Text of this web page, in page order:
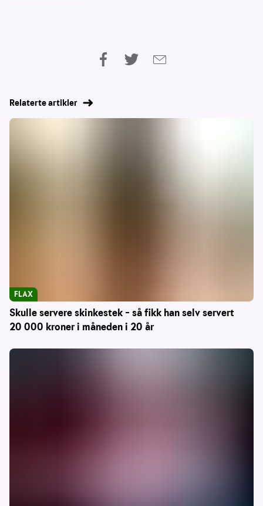
Relaterte artikler
Skulle servere skinkestek – så fikk han selv servert
20 000 kroner i måneden i 20 år
FLAX